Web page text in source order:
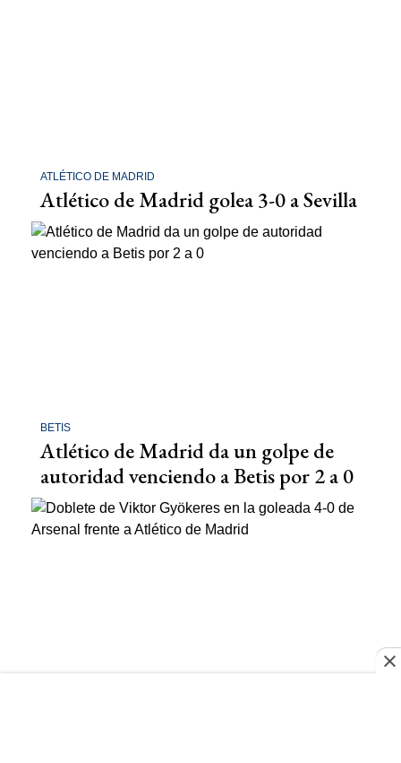
ATLÉTICO DE MADRID
Atlético de Madrid golea 3-0 a Sevilla
BETIS
Atlético de Madrid da un golpe de
autoridad venciendo a Betis por 2 a 0